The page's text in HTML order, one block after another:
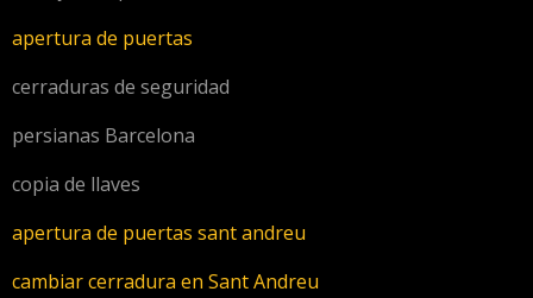
apertura de puertas
cerraduras de seguridad
persianas Barcelona
copia de llaves
apertura de puertas sant andreu
cambiar cerradura en Sant Andreu